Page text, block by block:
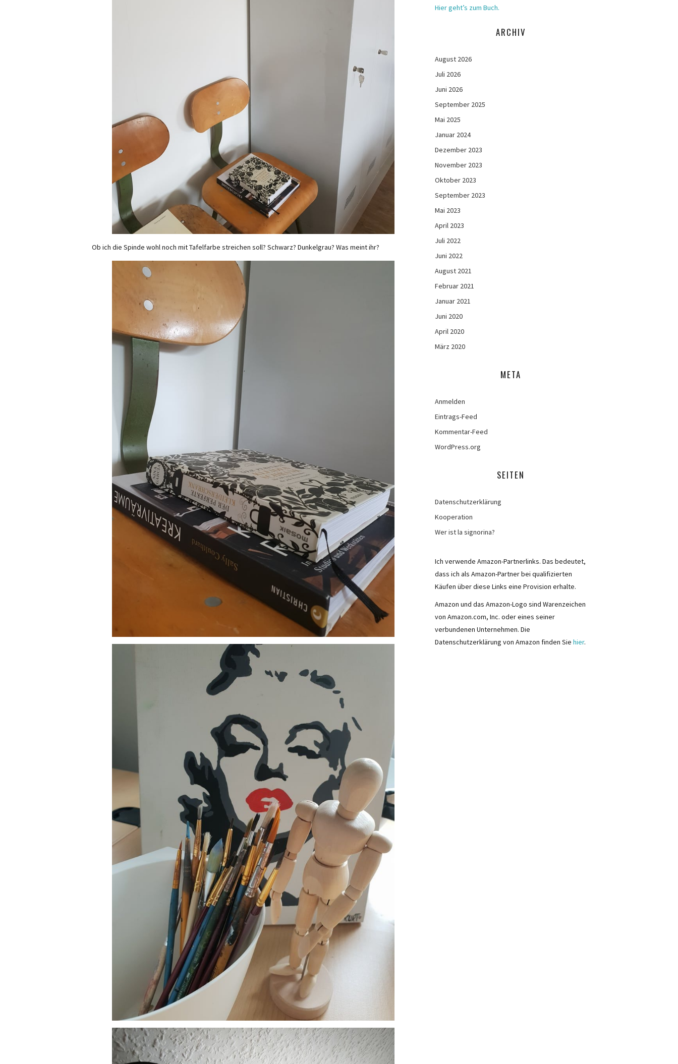
Ob ich die Spinde wohl noch mit Tafelfarbe streichen soll? Schwarz? Dunkelgrau? Was meint ihr?
Hier geht’s zum Buch.
ARCHIV
August 2026
Juli 2026
Juni 2026
September 2025
Mai 2025
Januar 2024
Dezember 2023
November 2023
Oktober 2023
September 2023
Mai 2023
April 2023
Juli 2022
Juni 2022
August 2021
Februar 2021
Januar 2021
Juni 2020
April 2020
März 2020
META
Anmelden
Eintrags-Feed
Kommentar-Feed
WordPress.org
SEITEN
Datenschutzerklärung
Kooperation
Wer ist la signorina?
Ich verwende Amazon-Partnerlinks. Das bedeutet,
dass ich als Amazon-Partner bei qualifizierten
Käufen über diese Links eine Provision erhalte.
Amazon und das Amazon-Logo sind Warenzeichen
von Amazon.com, Inc. oder eines seiner
verbundenen Unternehmen. Die
Datenschutzerklärung von Amazon finden Sie hier.